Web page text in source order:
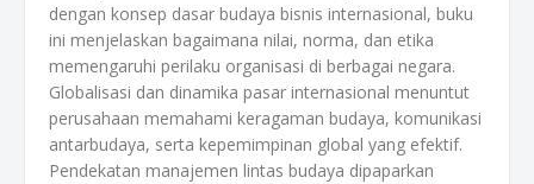
dengan konsep dasar budaya bisnis internasional, buku
ini menjelaskan bagaimana nilai, norma, dan etika
memengaruhi perilaku organisasi di berbagai negara.
Globalisasi dan dinamika pasar internasional menuntut
perusahaan memahami keragaman budaya, komunikasi
antarbudaya, serta kepemimpinan global yang efektif.
Pendekatan manajemen lintas budaya dipaparkan